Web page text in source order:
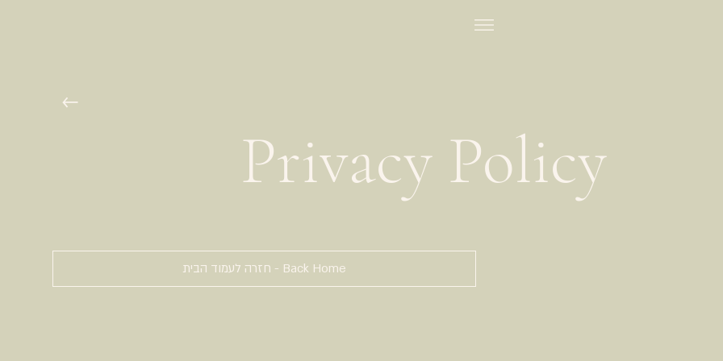
Privacy Policy
Back Home - חזרה לעמוד הבית